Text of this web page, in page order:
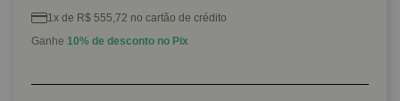
1x de R$ 555,72 no cartão de crédito
Ganhe 10% de desconto no Pix